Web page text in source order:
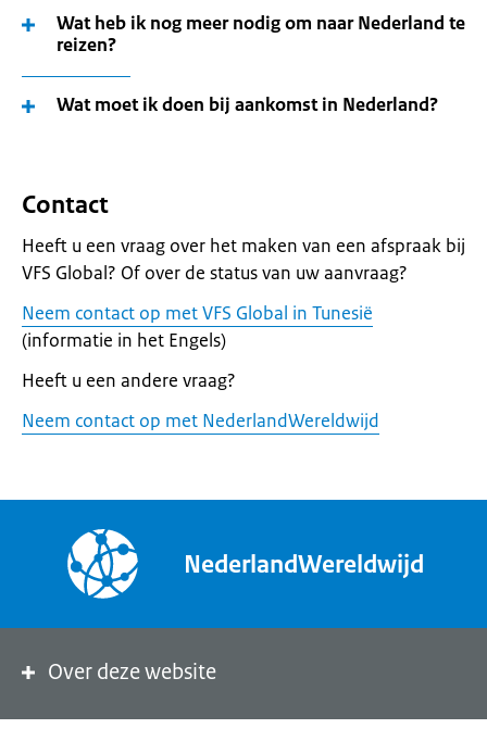
Wat heb ik nog meer nodig om naar Nederland te
reizen?
Wat moet ik doen bij aankomst in Nederland?
Contact
Heeft u een vraag over het maken van een afspraak bij
VFS Global? Of over de status van uw aanvraag?
Neem contact op met VFS Global in Tunesië
(informatie in het Engels)
Heeft u een andere vraag?
Neem contact op met NederlandWereldwijd
NederlandWereldwijd
Over deze website